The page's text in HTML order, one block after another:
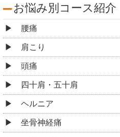
お悩み別コース紹介
腰痛
肩こり
頭痛
四十肩・五十肩
ヘルニア
坐骨神経痛